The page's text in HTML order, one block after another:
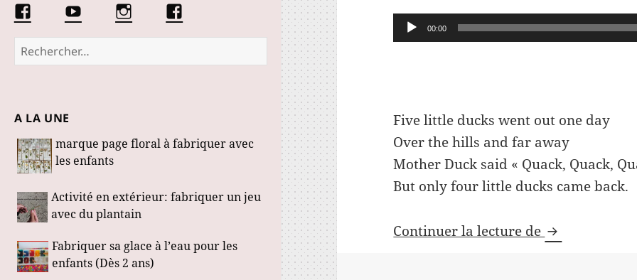
Facebook
Les
Fabuloustics
Conseils
d’une
éducatrice
de
Éduquer
les
petits
La
communauté
Marmotille
Rechercher :
A LA UNE
marque page floral à fabriquer avec
les enfants
Activité en extérieur: fabriquer un jeu
avec du plantain
Fabriquer sa glace à l’eau pour les
enfants (Dès 2 ans)
Lecteur
audio
00:00
Five little ducks went out one day
Over the hills and far away
Mother Duck said « Quack, Quack,
But only four little ducks came back.
Continuer la lecture de Five little